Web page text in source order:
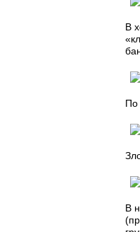
В
По
В